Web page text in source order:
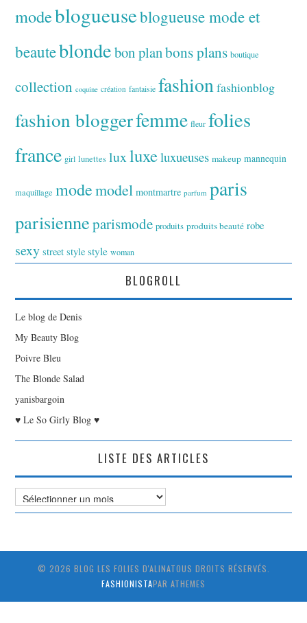
modeblogueuseblogueuse mode et
beauteblondebon planbons plans boutique
collection coquine création fantaisie fashionfashionblog
fashion bloggerfemme fleur folies
france girl lunettes luxluxeluxueuses makeup mannequin
maquillage modemodel montmartre parfum paris
parisienneparismode produits produits beauté robe
sexy street style style woman
BLOGROLL
Le blog de Denis
My Beauty Blog
Poivre Bleu
The Blonde Salad
yanisbargoin
♥ Le So Girly Blog ♥
LISTE DES ARTICLES
Liste
des
© 2026 BLOG LES FOLIES D'ALINATOUS DROITS RÉSERVÉS.
FASHIONISTAPAR ATHEMES